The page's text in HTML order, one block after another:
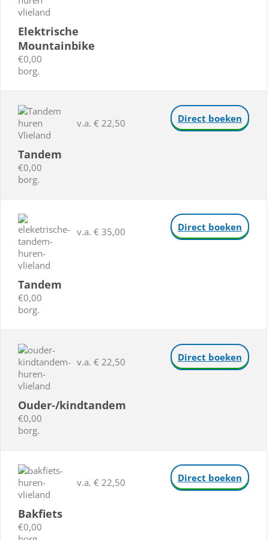
Elektrische
Mountainbike
€0,00
borg.
Tandem
€0,00
borg.
v.a. € 22,50 Direct boeken
Tandem
€0,00
borg.
v.a. € 35,00 Direct boeken
Ouder-/kindtandem
€0,00
borg.
v.a. € 22,50 Direct boeken
Bakfiets
€0,00
v.a. € 22,50 Direct boeken